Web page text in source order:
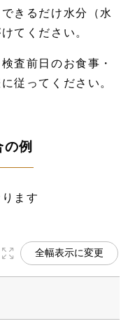
きるだけ水分（水
てください。
査前日のお食事・
従ってください。
例
ます
全幅表示に変更